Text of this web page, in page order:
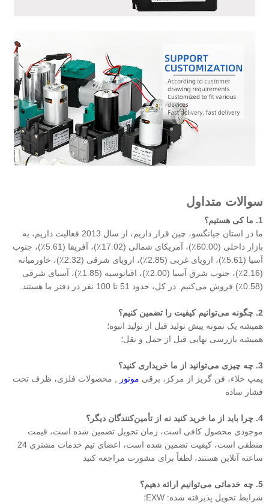
سوالات متداول
1.
ما کی هستیم؟
ما در استان جیانگسو، چین قرار داریم، از سال 2013 فعالیت داریم، به
بازار داخلی (60.00٪)، آمریکای شمالی (17.02٪)، آفریقا (5.61٪)، جنوب
آسیا (5.61٪)، اروپای غربی (2.85٪)، اروپای شرقی (2.32٪)، خاورمیانه
(2.16٪)، جنوب شرق آسیا (2.00٪)، اقیانوسیه (1.85٪)، آسیای شرقی
(0.58٪) فروش می‌کنیم. در کل، حدود 51 تا 100 نفر در دفتر ما هستند.
2. چگونه می‌توانیم کیفیت را تضمین کنیم؟
همیشه یک نمونه پیش تولید قبل از تولید انبوه؛
همیشه بازرسی نهایی قبل از حمل و نقل؛
3. چه چیزی می‌توانید از ما خریداری کنید؟
پمپ خلاء، فن گریز از مرکز، برقی موتور
, محصولات فلزی، ظرف تحت
فشار ساده
4. چرا باید از ما خرید کنید نه از تأمین‌کنندگان دیگر؟
موجودی محصول کافی است، زمان تحویل تضمین شده است، قیمت
منطقی است، کیفیت تضمین شده است، اعضای تیم خدمات مشتری 24
ساعته آنلاین هستند، لطفاً برای مشورت مراجعه کنید
5. چه خدماتی می‌توانیم ارائه دهیم؟
شرایط تحویل پذیرفته شده: EXW؛